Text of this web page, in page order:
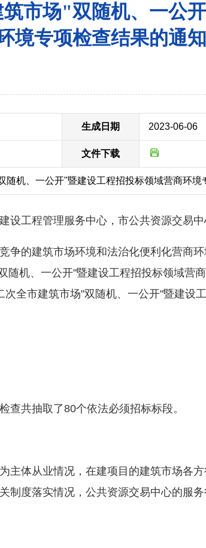
筑市场"双随机、一公
境专项检查结果的通知
生成日期 2023-06-06
文件下载
随机、一公开"暨建设工程招投标领域营商环境
工程管理服务中心，市公共资源交易中
争的建筑市场环境和法治化便利化营商
机、一公开"暨建设工程招投标领域营
全市建筑市场"双随机、一公开"暨建设
查共抽取了80个依法必须招标标段。
主体从业情况，在建项目的建筑市场各
度落实情况，公共资源交易中心的服务